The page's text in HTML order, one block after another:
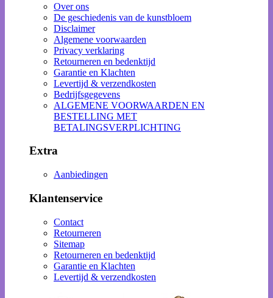
Over ons
De geschiedenis van de kunstbloem
Disclaimer
Algemene voorwaarden
Privacy verklaring
Retourneren en bedenktijd
Garantie en Klachten
Levertijd & verzendkosten
Bedrijfsgegevens
ALGEMENE VOORWAARDEN EN
BESTELLING MET
BETALINGSVERPLICHTING
Extra
Aanbiedingen
Klantenservice
Contact
Retourneren
Sitemap
Retourneren en bedenktijd
Garantie en Klachten
Levertijd & verzendkosten